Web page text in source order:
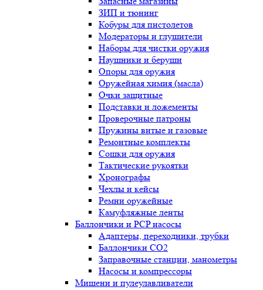
ЗИП и тюнинг
Кобуры для пистолетов
Модераторы и глушители
Наборы для чистки оружия
Наушники и беруши
Опоры для оружия
Оружейная химия (масла)
Очки защитные
Подставки и ложементы
Проверочные патроны
Пружины витые и газовые
Ремонтные комплекты
Сошки для оружия
Тактические рукоятки
Хронографы
Чехлы и кейсы
Ремни оружейные
Камуфляжные ленты
Баллончики и PCP насосы
Адаптеры, переходники, трубки
Баллончики CO2
Заправочные станции, манометры
Насосы и компрессоры
Мишени и пулеулавливатели